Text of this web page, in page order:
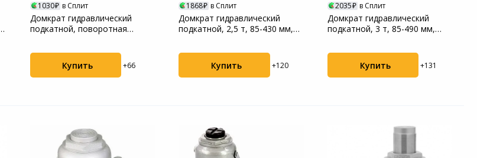
1030 в Сплит
Домкрат гидравлический
подкатной, поворотная
Купить +66
1868 в Сплит
Домкрат гидравлический
подкатной, 2,5 т, 85-430 мм,
Купить +120
2035 в Сплит
Домкрат гидравлический
подкатной, 3 т, 85-490 мм,
Купить +131